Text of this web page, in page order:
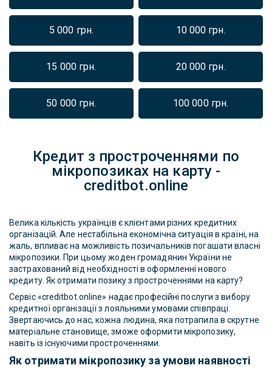
5 000 грн. 10 000 грн.
15 000 грн. 20 000 грн.
50 000 грн. 100 000 грн.
Кредит з простроченнями по
мікропозиках на карту -
creditbot.online
Велика кількість українців є клієнтами різних кредитних
організацій. Але нестабільна економічна ситуація в країні, на
жаль, впливає на можливість позичальників погашати власні
мікропозики. При цьому жоден громадянин України не
застрахований від необхідності в оформленні нового
кредиту. Як отримати позику з простроченнями на карту?
Сервіс «creditbot.online» надає професійні послуги з вибору
кредитної організації з лояльними умовами співпраці.
Звертаючись до нас, кожна людина, яка потрапила в скрутне
матеріальне становище, зможе оформити мікропозику,
навіть із існуючими простроченнями.
Як отримати мікропозику за умови наявності